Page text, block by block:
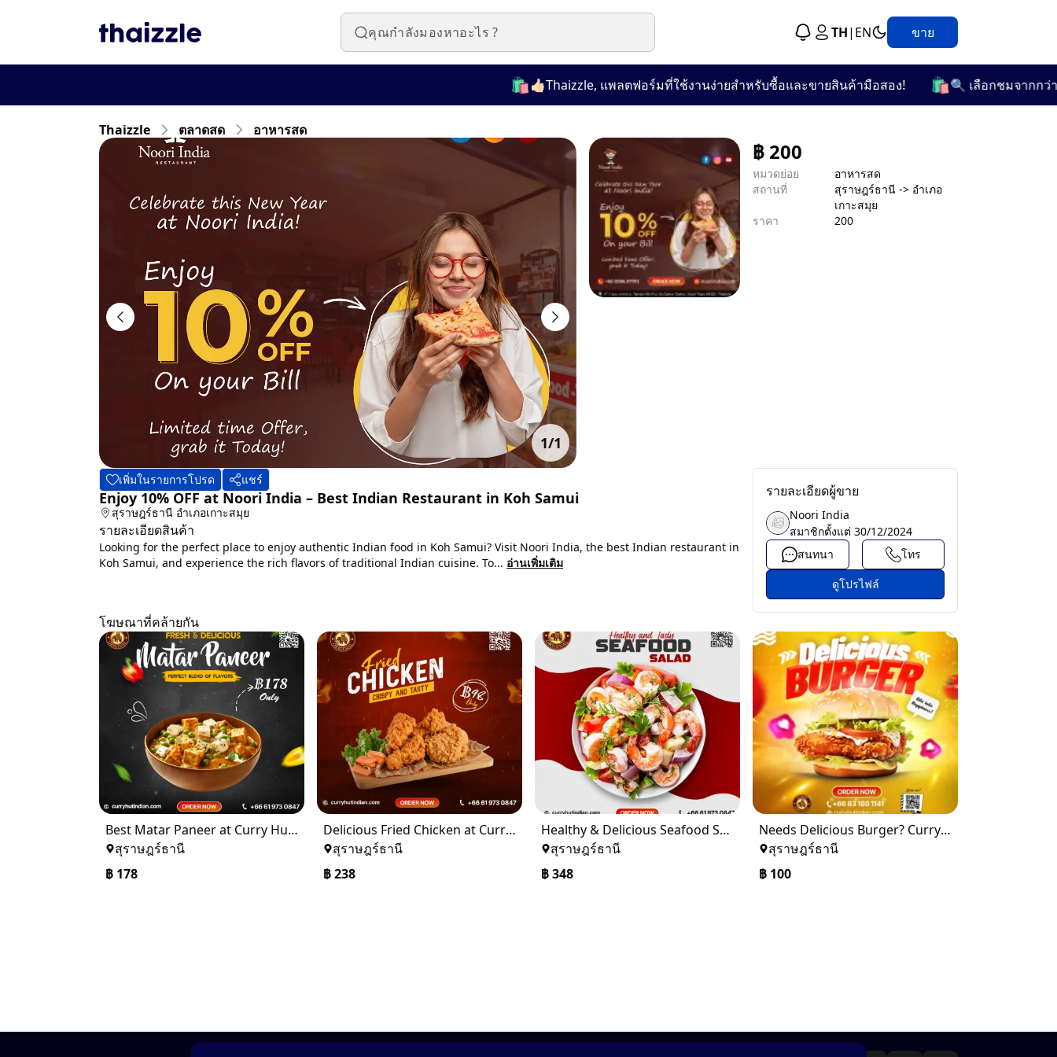
TH| EN ขาย
👍🏻Thaizzle, แพลตฟอร์มที่ใช้งานง่ายสำหรับซื้อและขายสินค้ามือสอง! 🛍️ 🔍 เลือกชมจากกว่า
Thaizzle ตลาดสด อาหารสด
1/1
฿ 200
หมวดย่อย
อาหารสด
สถานที่
สุราษฎร์ธานี -> อำเภอ
เกาะสมุย
ราคา
200
เพิ่มในรายการโปรด แชร์
Enjoy 10% OFF at Noori India – Best Indian Restaurant in Koh Samui
สุราษฎร์ธานี อำเภอเกาะสมุย
รายละเอียดสินค้า
Looking for the perfect place to enjoy authentic Indian food in Koh Samui? Visit Noori India, the best Indian restaurant in
Koh Samui, and experience the rich flavors of traditional Indian cuisine. To... อ่านเพิ่มเติม
รายละเอียดผู้ขาย
Noori India
สมาชิกตั้งแต่ 30/12/2024
สนทนา
โทร
ดูโปรไฟล์
โฆษณาที่คล้ายกัน
Best Matar Paneer at Curry Hut – Order now
สุราษฎร์ธานี
฿ 178
Delicious Fried Chicken at Curry Hut, Thailand
สุราษฎร์ธานี
฿238
Healthy & Delicious Seafood Salad at Curry Hut – Order Now!
สุราษฎร์ธานี
฿348
Needs Delicious Burger? Curry Hut Indian Restaurant
สุราษฎร์ธานี
฿ 100